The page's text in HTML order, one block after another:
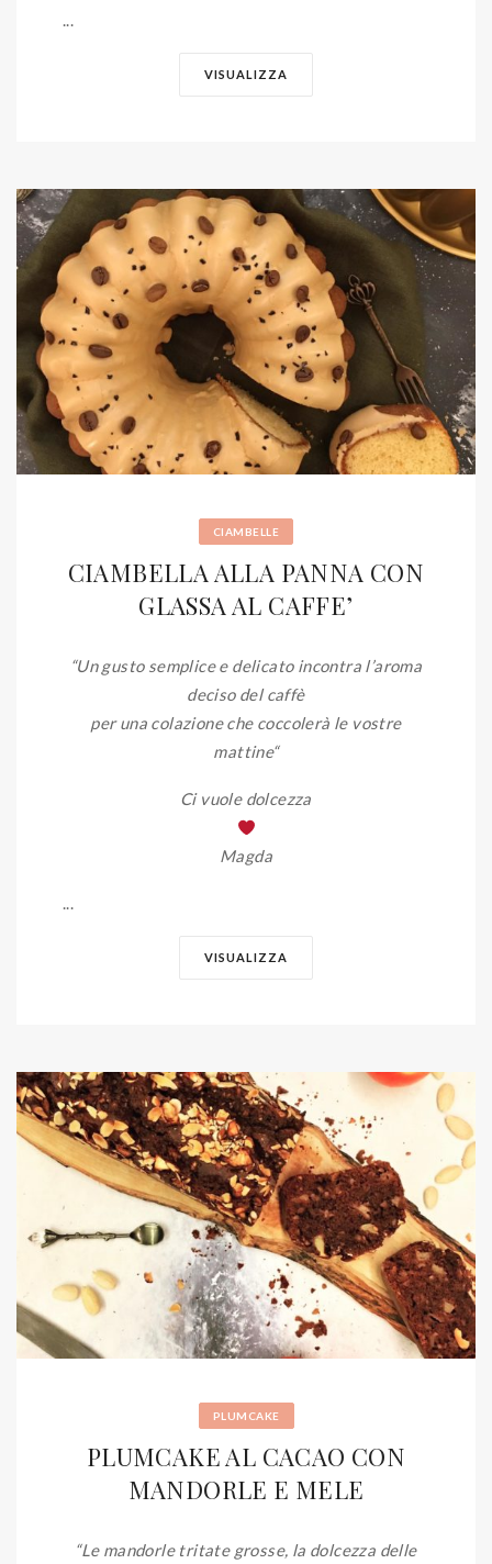
...
VISUALIZZA
CIAMBELLE
CIAMBELLA ALLA PANNA CON
GLASSA AL CAFFE’
“Un gusto semplice e delicato incontra l’aroma
deciso del caffè
per una colazione che coccolerà le vostre
mattine“
Ci vuole dolcezza
Magda
...
VISUALIZZA
PLUMCAKE
PLUMCAKE AL CACAO CON
MANDORLE E MELE
“Le mandorle tritate grosse, la dolcezza delle